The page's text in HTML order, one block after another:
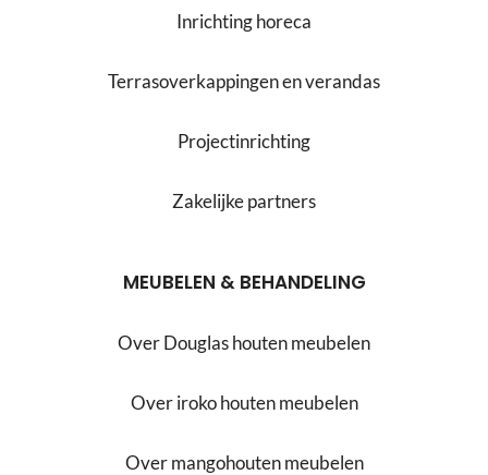
Inrichting horeca
Terrasoverkappingen en verandas
Projectinrichting
Zakelijke partners
MEUBELEN & BEHANDELING
Over Douglas houten meubelen
Over iroko houten meubelen
Over mangohouten meubelen